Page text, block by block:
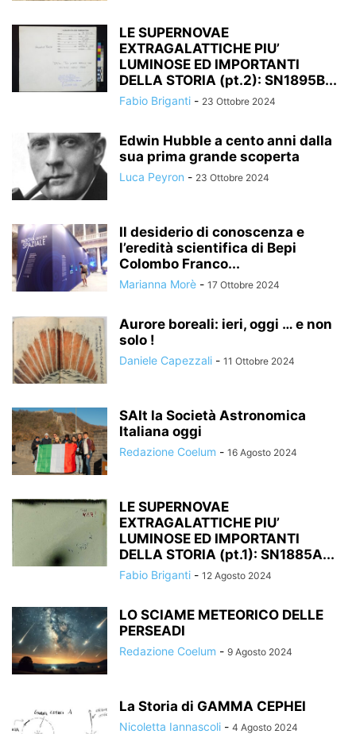
LE SUPERNOVAE
EXTRAGALATTICHE PIU’
LUMINOSE ED IMPORTANTI
DELLA STORIA (pt.2): SN1895B...
Fabio Briganti - 23 Ottobre 2024
Edwin Hubble a cento anni dalla
sua prima grande scoperta
Luca Peyron - 23 Ottobre 2024
Il desiderio di conoscenza e
l’eredità scientifica di Bepi
Colombo Franco...
Marianna Morè - 17 Ottobre 2024
Aurore boreali: ieri, oggi … e non
solo !
Daniele Capezzali - 11 Ottobre 2024
SAIt la Società Astronomica
Italiana oggi
Redazione Coelum - 16 Agosto 2024
LE SUPERNOVAE
EXTRAGALATTICHE PIU’
LUMINOSE ED IMPORTANTI
DELLA STORIA (pt.1): SN1885A...
Fabio Briganti - 12 Agosto 2024
LO SCIAME METEORICO DELLE
PERSEADI
Redazione Coelum - 9 Agosto 2024
La Storia di GAMMA CEPHEI
Nicoletta Iannascoli - 4 Agosto 2024